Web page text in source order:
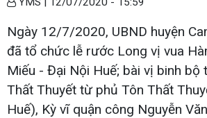
Ngày 12/7/2020, UBND huyện
đã tổ chức lễ rước Long vị vua
Miếu - Đại Nội Huế; bài vị binh bộ
Thất Thuyết từ phủ Tôn Thất
Huế), Kỳ vĩ quận công Nguyễn